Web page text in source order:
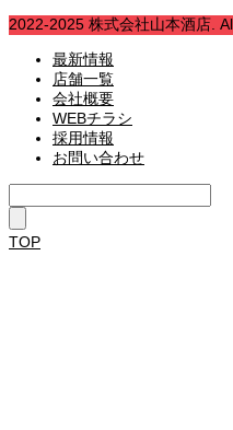
2022-2025 株式会社山本酒店.
最新情報
店舗一覧
会社概要
WEBチラシ
採用情報
お問い合わせ
TOP